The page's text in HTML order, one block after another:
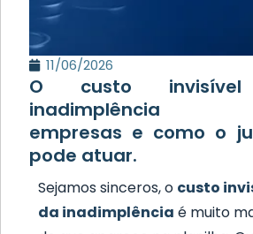
11/06/2026
O custo
inadimplência
empresas e como o
pode atuar.
Sejamos sinceros, o custo
da inadimplência é muito